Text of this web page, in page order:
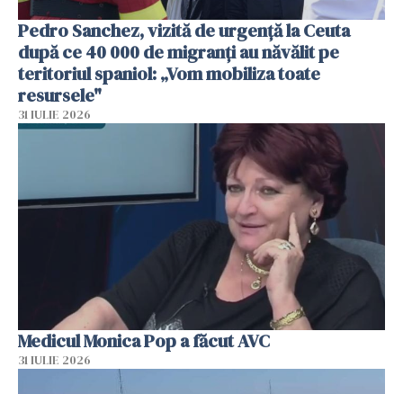
Pedro Sanchez, vizită de urgență la Ceuta
după ce 40 000 de migranți au năvălit pe
teritoriul spaniol: „Vom mobiliza toate
resursele"
31 IULIE 2026
Medicul Monica Pop a făcut AVC
31 IULIE 2026